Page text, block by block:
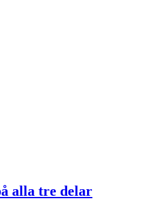
alla tre delar